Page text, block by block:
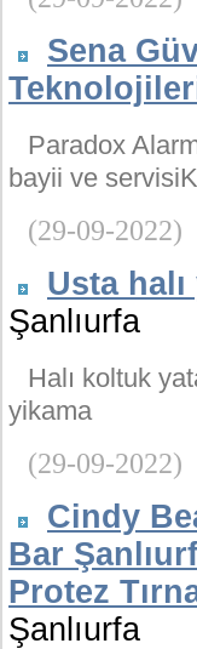
Sena
Paradox
bayii ve servisiK
(29-09-2022)
Usta halı
Şanlıurfa
Halı koltuk
yikama
(29-09-2022)
Cindy
Bar
Protez
Şanlıurfa